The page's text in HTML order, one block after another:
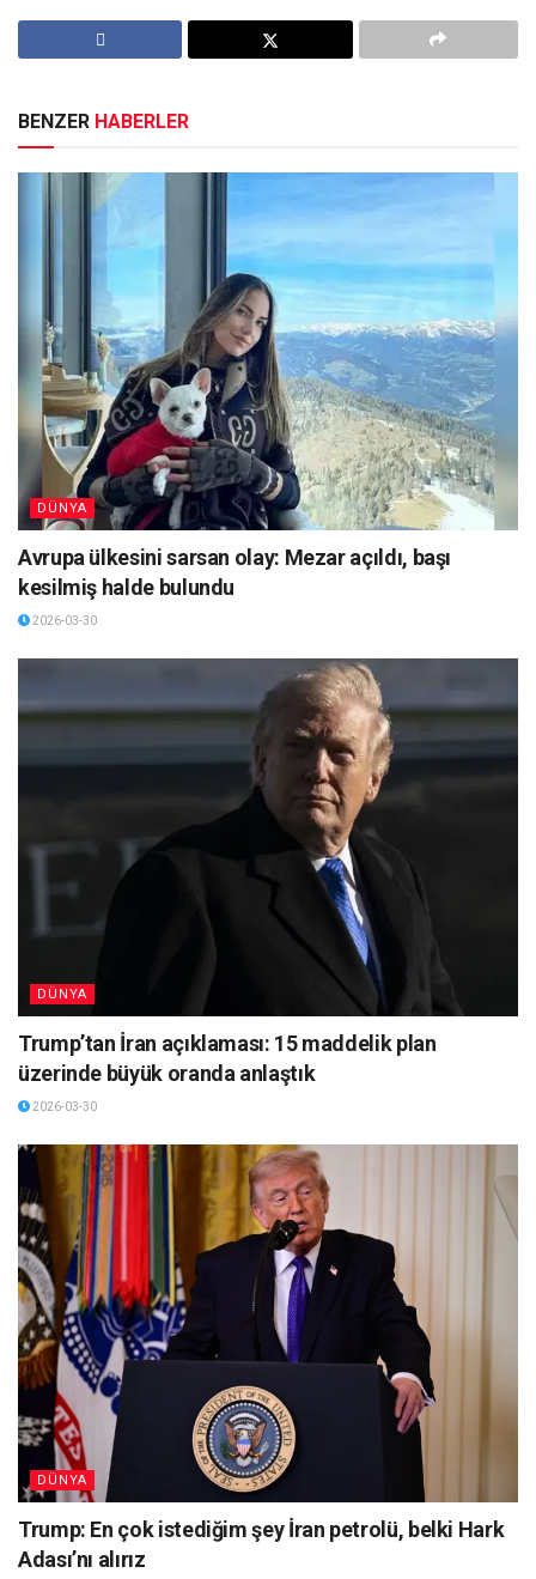
BENZER HABERLER
DÜNYA
Avrupa ülkesini sarsan olay: Mezar açıldı, başı
kesilmiş halde bulundu
2026-03-30
DÜNYA
Trump’tan İran açıklaması: 15 maddelik plan
üzerinde büyük oranda anlaştık
2026-03-30
DÜNYA
Trump: En çok istediğim şey İran petrolü, belki Hark
Adası’nı alırız